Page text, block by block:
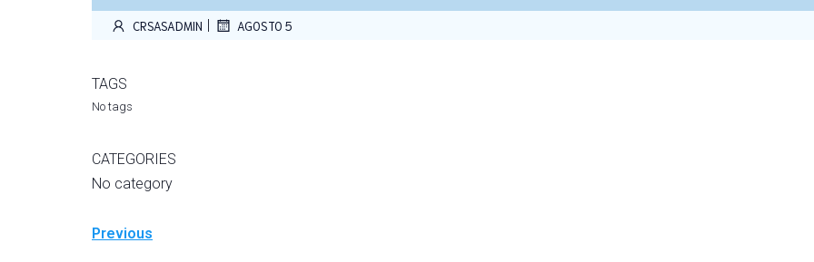
CRSASADMIN AGOSTO 5
TAGS
No tags
CATEGORIES
No category
Previous